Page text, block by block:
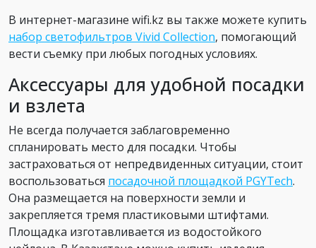
В интернет-магазине wifi.kz вы также можете купить
набор светофильтров Vivid Collection, помогающий
вести съемку при любых погодных условиях.
Аксессуары для удобной посадки
и взлета
Не всегда получается заблаговременно
спланировать место для посадки. Чтобы
застраховаться от непредвиденных ситуации, стоит
воспользоваться посадочной площадкой PGYTech.
Она размещается на поверхности земли и
закрепляется тремя пластиковыми штифтами.
Площадка изготавливается из водостойкого